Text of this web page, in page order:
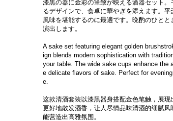
漆黒の器に金彩の筆致が映える酒器セット
るデザインで、食卓に華やぎを添えます。
風味を堪能するのに最適です。晩酌のひと
演出します。
A sake set featuring elegant golden
ign blends modern sophistication with
your table. The wide sake cups enhance the
e delicate flavors of sake. Perfect for
e.
这款清酒套装以漆黑器身搭配金色笔触，展
更好地散发酒香，让人尽情品味清酒的细腻
能营造出高雅氛围。